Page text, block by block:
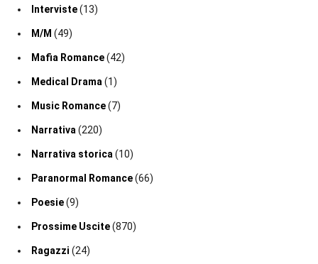
Interviste(13)
M/M (49)
Mafia Romance(42)
Medical Drama (1)
Music Romance(7)
Narrativa (220)
Narrativa storica (10)
Paranormal Romance(66)
Poesie(9)
Prossime Uscite(870)
Ragazzi (24)